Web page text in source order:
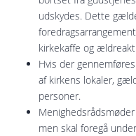
udskydes. Dette
kirkekaffe og
Hvis der
af kirkens lokaler,
personer.
men skal foregå